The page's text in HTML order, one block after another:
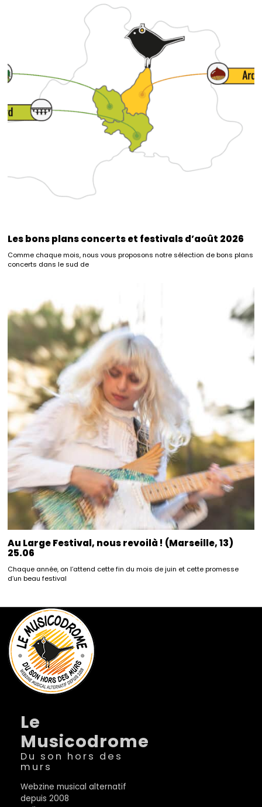
Les bons plans concerts et festivals d’août 2026
Comme chaque mois, nous vous proposons notre sélection de bons plans
concerts dans le sud de
Au Large Festival, nous revoilà ! (Marseille, 13)
25.06
Chaque année, on l’attend cette fin du mois de juin et cette promesse
d’un beau festival
Le
Musicodrome
Du son hors des
murs
Webzine musical alternatif
depuis 2008